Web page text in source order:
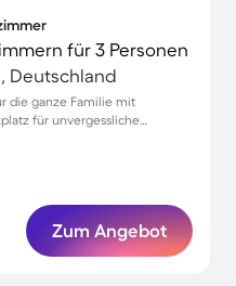
für 3 Personen
Deutschland
die ganze Familie mit
für unvergessliche
Zum Angebot